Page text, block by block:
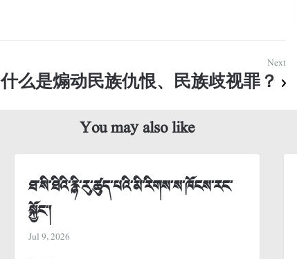
Next
什么是煽动民族仇恨、民族歧视罪？
You may also like
ཐ་སི་ཐིའི་རྙི་རུ་ཚུད་པའི་མི་རིགས་ས་ཁོངས་རང་
སྐྱོང་།
Jul 9, 2026